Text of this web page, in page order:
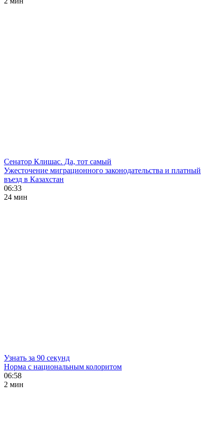
Сенатор Клишас. Да, тот самый
Ужесточение миграционного законодательства и платный
въезд в Казахстан
06:33
24 мин
Узнать за 90 секунд
Норма с национальным колоритом
06:58
2 мин